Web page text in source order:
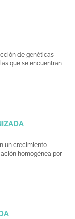
de genéticas
que se encuentran
un crecimiento
homogénea por